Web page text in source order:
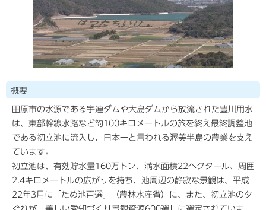
概要
田原市の水源である宇連ダムや大島ダムから放流された豊川用水
は、東部幹線水路など約100キロメートルの旅を終え最終調整池
である初立池に流入し、日本一と言われる渥美半島の農業を支え
ています。
初立池は、有効貯水量160万トン、満水面積22ヘクタール、周囲
2.4キロメートルの広がりを持ち、池周辺の静寂な景観は、平成
22年3月に「ため池百選」（農林水産省）に、また、初立池の夕